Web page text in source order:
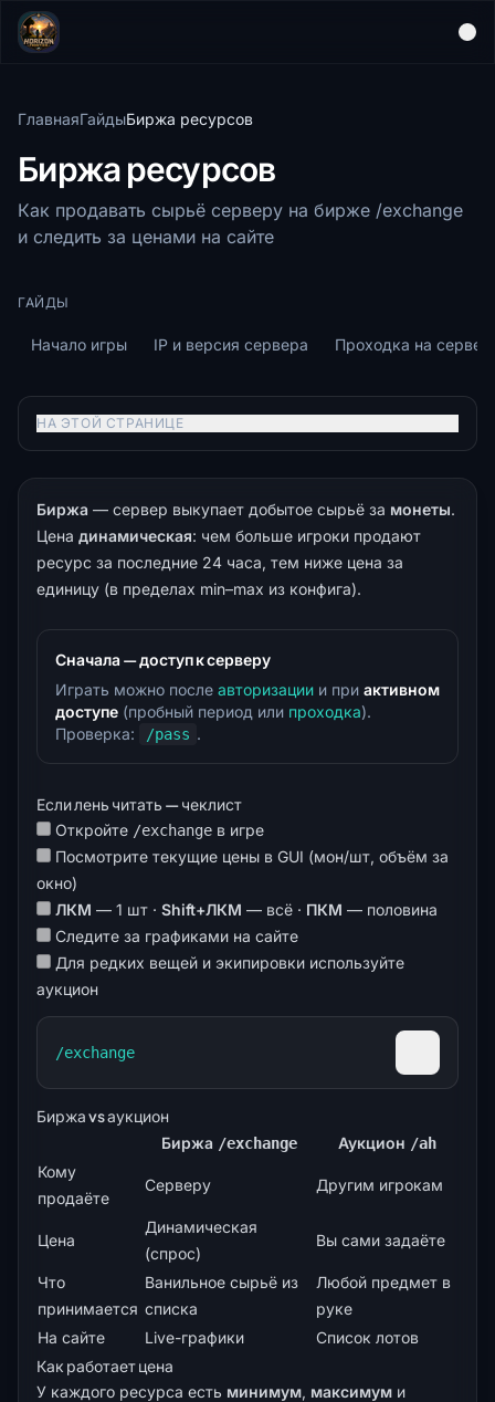
ГлавнаяГайдыБиржа ресурсов
Биржа ресурсов
Как продавать сырьё серверу на бирже /exchange
и следить за ценами на сайте
ГАЙДЫ
Начало игры IP и версия сервера Проходка на сервер
НА ЭТОЙ СТРАНИЦЕ
Биржа — сервер выкупает добытое сырьё за монеты.
Цена динамическая: чем больше игроки продают
ресурс за последние 24 часа, тем ниже цена за
единицу (в пределах min–max из конфига).
Сначала — доступ к серверу
Играть можно после авторизации и при активном
доступе (пробный период или проходка).
Проверка:
/pass .
Если лень читать — чеклист
Откройте /exchange в игре
Посмотрите текущие цены в GUI (мон/шт, объём за
окно)
ЛКМ — 1 шт · Shift+ЛКМ — всё · ПКМ — половина
Следите за графиками на сайте
Для редких вещей и экипировки используйте
аукцион
/exchange
Биржа vs аукцион
Биржа /exchange Аукцион /ah
Кому
продаёте
Серверу Другим игрокам
Цена
Динамическая
(спрос)
Вы сами задаёте
Что
принимается
Ванильное сырьё из
списка
Любой предмет в
руке
На сайте
Live-графики Список лотов
Как работает цена
У каждого ресурса есть минимум, максимум и